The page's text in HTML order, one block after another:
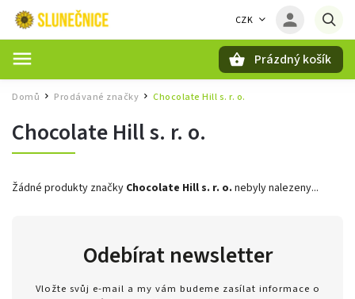
CZK
Prázdný košík
Domů / Prodávané značky / Chocolate Hill s. r. o.
Chocolate Hill s. r. o.
Žádné produkty značky Chocolate Hill s. r. o. nebyly nalezeny...
Odebírat newsletter
Vložte svůj e-mail a my vám budeme zasílat informace o